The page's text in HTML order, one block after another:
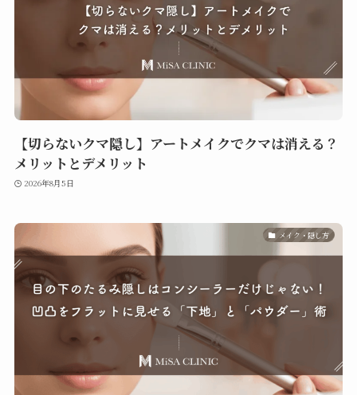
【切らないクマ隠し】アートメイクでクマは消える？
メリットとデメリット
2026年8月5日
メイク・隠し方